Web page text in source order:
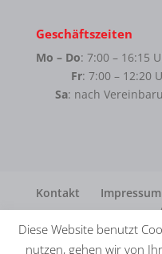
Geschäftszeiten
Mo – Do: 7:00 – 16:15
Fr: 7:00 – 12:20
Sa: nach
Kontakt Impressum
Diese Website benutzt
nutzen, gehen wir von